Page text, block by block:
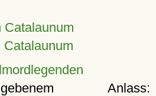
Catalaunum
Anlass: